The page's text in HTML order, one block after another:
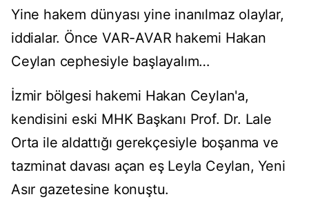
Yine hakem dünyası yine inanılmaz olaylar,
iddialar. Önce VAR-AVAR hakemi Hakan
Ceylan cephesiyle başlayalım…
İzmir bölgesi hakemi Hakan Ceylan'a,
kendisini eski MHK Başkanı Prof. Dr. Lale
Orta ile aldattığı gerekçesiyle boşanma ve
tazminat davası açan eş Leyla Ceylan, Yeni
Asır gazetesine konuştu.